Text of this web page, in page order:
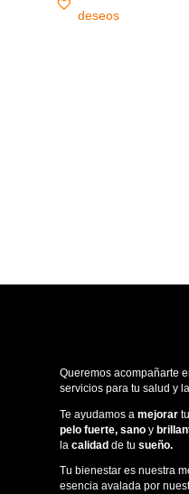
deseos
Queremos acompañarte
servicios para tu salud y
Te ayudamos a mejorar tu
pelo fuerte, sano y
la calidad de tu sueño.
Tu bienestar es nuestra
esencia avalada por